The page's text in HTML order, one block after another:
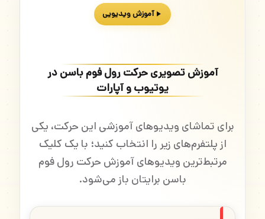
آموزش ویدیویی
آموزش تصویری حرکت رول فوم باسن در
یوتیوب و آپارات
برای تماشای ویدیوهای آموزشی این حرکت، یکی
از پلتفرم‌های زیر را انتخاب کنید؛ با یک کلیک
مرتبط‌ترین ویدیوهای آموزش حرکت رول فوم
باسن برایتان باز می‌شود.